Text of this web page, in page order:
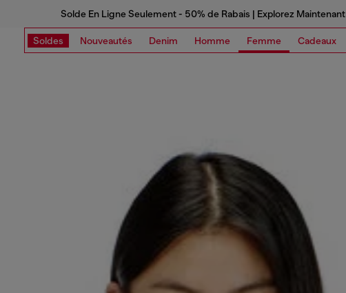
Solde En Ligne Seulement - 50% de Rabais | Explorez Maintenant
Soldes Nouveautés Denim Homme Femme Cadeaux